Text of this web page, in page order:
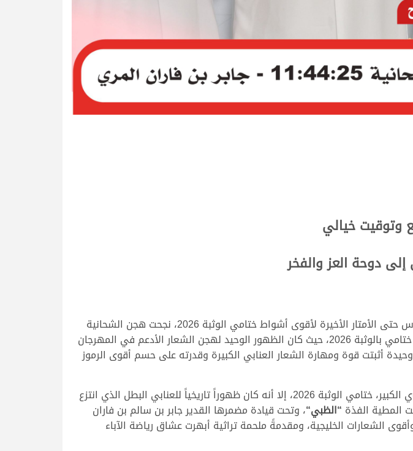
وتوقيت خيالي
دوحة العز والفخر
في ليلة استثنائية من ليالي المجد والفخر والعز، وبعرض مشرف ورائع حبس الأنفاس حتى الأمتار الأخيرة لأقوى أشواط ختامي الوثبة 2026، نجحت هجن الشحانية
في انتزاع سيف الإمارات (السيف الذهبي للحيل المفتوح)، لتسجل حدثاً تاريخياً في ختامي بالوثبة 2026، حيث كان الظهور الوحيد لهجن الشعار الأدعم في المهرجان
أثبتت قوة ومهارة الشعار العنابي الكبيرة وقدرته على حسم أقوى الرموز
ورغم أن شعار هجن الشحانية سجل ظهوراً وحيداً وخاطفاً في هذا المهرجان السنوي الكبير، ختامي الوثبة 2026، إلا أنه كان ظهوراً تاريخياً للعنابي البطل الذي انتزع
المطية الفذة “الظبي“، وتحت قيادة مضمرها القدير جابر بن سالم بن فاران
الشعارات الخليجية، ومقدمةً ملحمة تراثية أبهرت عشاق رياضة الآباء